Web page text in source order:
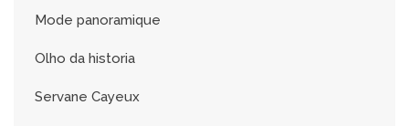
Mode panoramique
Olho da historia
Servane Cayeux